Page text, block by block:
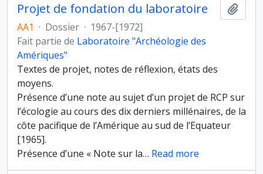
Projet de fondation du laboratoire
AA1 · Dossier · 1967-[1972]
Fait partie de Laboratoire "Archéologie des
Amériques"
Textes de projet, notes de réflexion, états des
moyens.
Présence d’une note au sujet d’un projet de RCP sur
l’écologie au cours des dix derniers millénaires, de la
côte pacifique de l’Amérique au sud de l’Equateur
[1965].
Présence d’une « Note sur la… Read more